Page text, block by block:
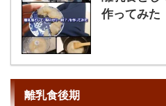
作ってみた
離乳食後期